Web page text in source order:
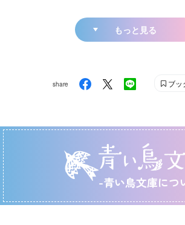
もっと見る
share ブッ
-青い鳥文庫につ